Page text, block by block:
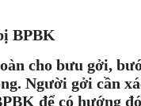
BPBK
cho bưu gởi,
Người gởi cần
để có hướng